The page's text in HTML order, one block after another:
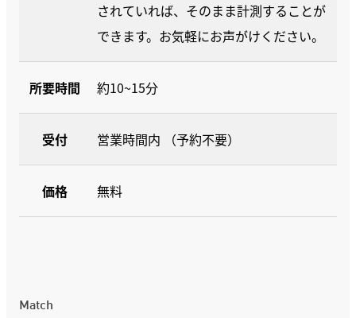
されていれば、そのまま計測することが
できます。お気軽にお声がけください。
所要時間 約10~15分
受付 営業時間内 （予約不要）
価格 無料
Match